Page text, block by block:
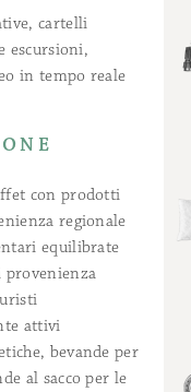
cartelli
escursioni,
in tempo reale
con prodotti
regionale
equilibrate
attivi
bevande per
al sacco per le